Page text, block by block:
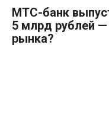
МТС-банк
5 млрд рублей —
рынка?